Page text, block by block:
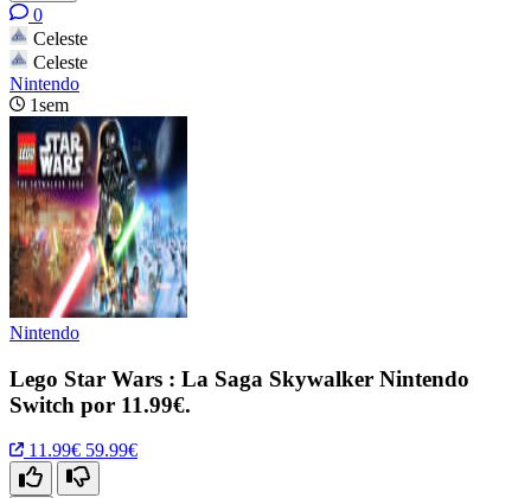
0
Celeste
Celeste
Nintendo
1sem
Nintendo
Lego Star Wars : La Saga Skywalker Nintendo
Switch por 11.99€.
11.99€ 59.99€